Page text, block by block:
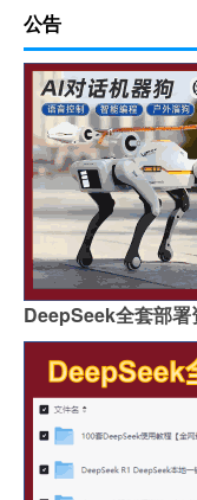
公告
DeepSeek全套部